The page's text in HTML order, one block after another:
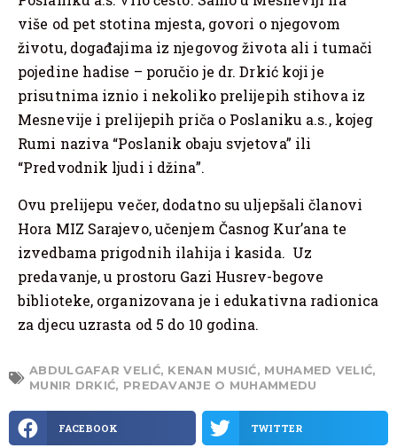
više od pet stotina mjesta, govori o njegovom
životu, događajima iz njegovog života ali i tumači
pojedine hadise – poručio je dr. Drkić koji je
prisutnima iznio i nekoliko prelijepih stihova iz
Mesnevije i prelijepih priča o Poslaniku a.s., kojeg
Rumi naziva “Poslanik obaju svjetova” ili
“Predvodnik ljudi i džina”.
Ovu prelijepu večer, dodatno su uljepšali članovi
Hora MIZ Sarajevo, učenjem Časnog Kur’ana te
izvedbama prigodnih ilahija i kasida. Uz
predavanje, u prostoru Gazi Husrev-begove
biblioteke, organizovana je i edukativna radionica
za djecu uzrasta od 5 do 10 godina.
ABDULGAFAR VELIĆ, KENAN MUSIĆ, MUHAMED VELIĆ,
MUNIR DRKIĆ, PREDAVANJE O MUHAMMEDU
FACEBOOK TWITTER